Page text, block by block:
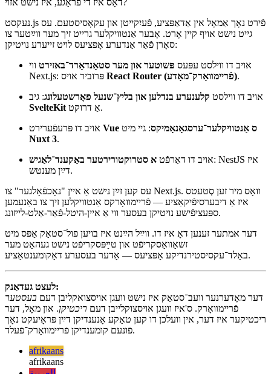
אַזוי, װאָס איז דער "נעקסט" נאכפֿאָלגער פֿון
Next.js?
דאָס איז די פֿראַגע, איז נישט אזױ?
נעקסט.js פֿירט נאָך אַמאָל אין אַדאַפּציע, פֿעיִקייטן און עקאָסיסטעם. עס
גייט נישט אויף קיין אָרט. אָבער אַנטוויקלער גרייט זיך מער ווײַטער צו
סאָרן פֿאַר אַנדערע אָפּציעס לויט זייערע נויטיקן:
פּשוטער און מער סטאַנדאַרד־באזירטווי
Next.js: פּרוביר אויס
React Router (פֿריימװאָרק־מאָדע).
קלענערע בנדלען און בליץ־שנעל פאָרשטעלונג: גיב
SvelteKit
אַ דרוקט.
Nuxt 3.
אויב דו דאַרפֿט א סטרוקטורירטער באַקענד־לאַגיש
: NestJS איז
דײַן מענטש.
עס קען זײַן נישט אַ איין "נאָכפֿאָלגער" צו Next.js. וואָס מיר זען סְטעטס
איז אַ דיבערסיפֿיקאַציע — פֿריימװאָרקס אַנטוויקלען זיך צו באַנעמען
ספּעציפֿישע נויטיקן בעסער ווי אַ איין-היטל-פֿאַר-אַלט-לייזונג.
דער אמתער זענען דאָ איז דו. ווײַל הײַנט איז בויען פול־סטאַק אַפּס מיט
זשאַוואַסקריפֿט און טײַפּסקריפֿט נישט געהאַט מער
דער מאָדערנער וועב־סטאַק איז נישט וועגן אויסצואקליבן דעםבעסטער
ריכטיקן. און מאָל, דער
ריכטיקער איז דער, אין וועלכן דו קען טאַקע אָנענדיקן דײַן פּראָיעקט נאָך